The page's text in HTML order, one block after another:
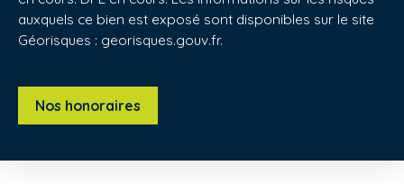
auxquels ce bien est exposé sont disponibles sur le site
Géorisques : georisques.gouv.fr.
Nos honoraires